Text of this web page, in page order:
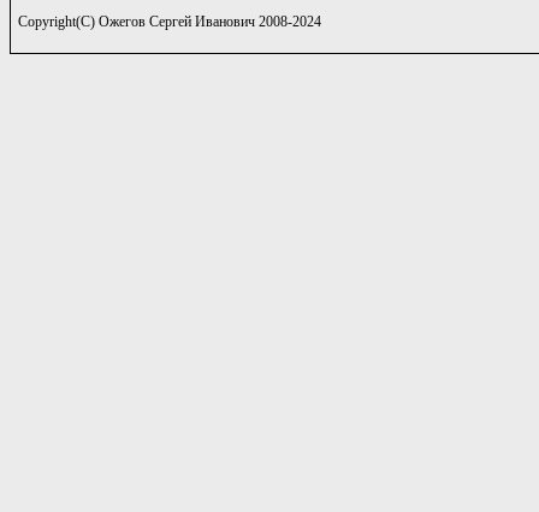
Copyright(C) Ожегов Сергей Иванович 2008-2024